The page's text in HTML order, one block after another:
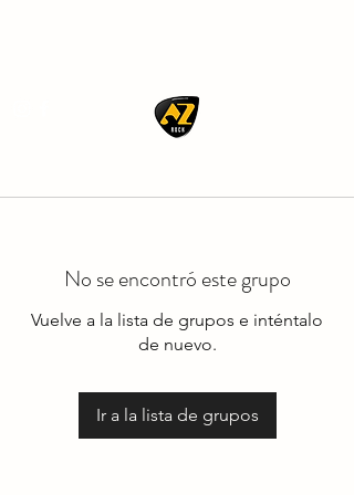
No se encontró este grupo
Vuelve a la lista de grupos e inténtalo
de nuevo.
Ir a la lista de grupos